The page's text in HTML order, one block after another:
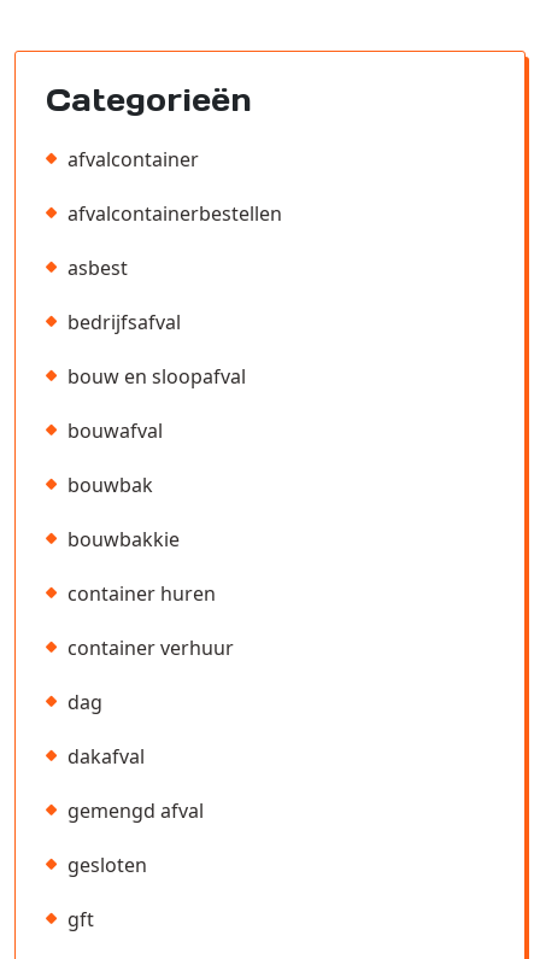
Categorieën
afvalcontainer
afvalcontainerbestellen
asbest
bedrijfsafval
bouw en sloopafval
bouwafval
bouwbak
bouwbakkie
container huren
container verhuur
dag
dakafval
gemengd afval
gesloten
gft